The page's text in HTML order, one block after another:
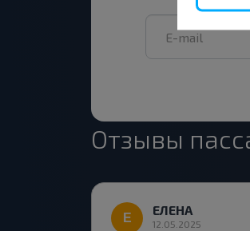
Отзывы
ЕЛЕНА
12.05.2025